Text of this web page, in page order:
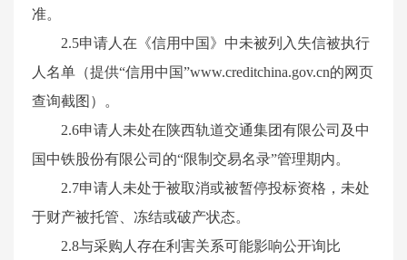
准。
2.5申请人在《信用中国》中未被列入失信被执行
人名单（提供“信用中国”www.creditchina.gov.cn的网页
查询截图）。
2.6申请人未处在陕西轨道交通集团有限公司及中
国中铁股份有限公司的“限制交易名录”管理期内。
2.7申请人未处于被取消或被暂停投标资格，未处
于财产被托管、冻结或破产状态。
2.8与采购人存在利害关系可能影响公开询比